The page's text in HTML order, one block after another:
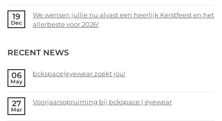
bckspace
|
on
14
Valentijnsdag
19
Dec
We wensen jullie nu alvast een heerlijk Kerstfeest en het
allerbeste voor 2026!
on
wensen
alvast
RECENT NEWS
06
May
bckspace|eyewear zoekt jou!
on
27
Mar
Voorjaarsopruiming bij bckspace | eyewear